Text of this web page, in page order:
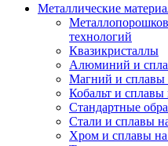
Металлические
технологий
Квазикристаллы
Алюминий и
Магний и сплавы
Кобальт и сплавы
Стандартные
Стали и сплавы
Хром и сплавы на